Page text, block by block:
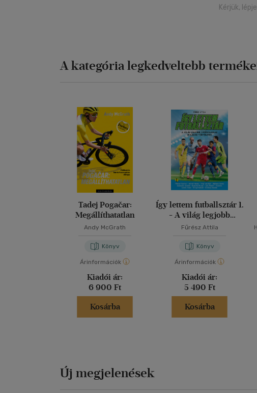
Kérjük,
A kategória legkedveltebb
Tadej Pogačar:
Megállíthatatlan
Andy McGrath
Könyv
Árinformációk
Kiadói ár:
6 900 Ft
Kosárba
Így lettem futballsztár 1.
- A világ legjobb
játékosainak ifjúkori
Fűrész Attila
Könyv
Árinformációk
Kiadói ár:
5 490 Ft
Kosárba
Új megjelenések